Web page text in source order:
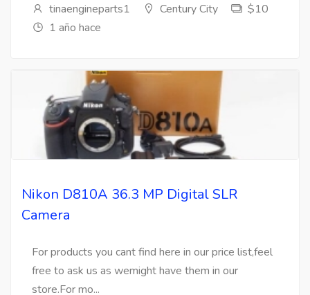
tinaengineparts1
Century City
$10
1 año hace
Nikon D810A 36.3 MP Digital SLR
Camera
For products you cant find here in our price list,feel
free to ask us as wemight have them in our
store.For mo...